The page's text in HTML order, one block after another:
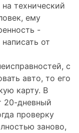
технический
ему
-
от
с
авто, то его
карту. В
20-дневный
проверку
заново,